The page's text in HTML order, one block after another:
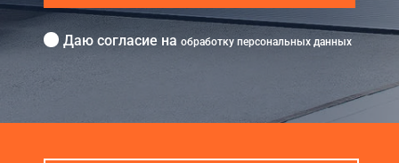
Даю согласие на обработку персональных данных